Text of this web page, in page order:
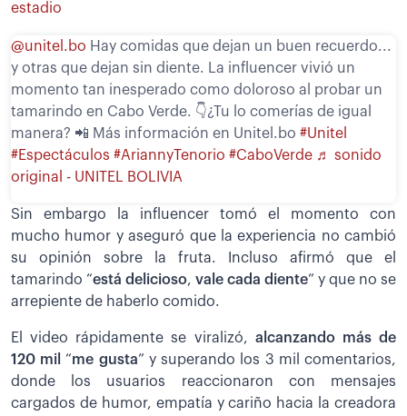
estadio
@unitel.bo Hay comidas que dejan un buen recuerdo...
y otras que dejan sin diente. La influencer vivió un
momento tan inesperado como doloroso al probar un
tamarindo en Cabo Verde. 👇¿Tu lo comerías de igual
manera? 📲 Más información en Unitel.bo #Unitel
#Espectáculos #AriannyTenorio #CaboVerde ♬ sonido
original - UNITEL BOLIVIA
Sin embargo la influencer tomó el momento con
mucho humor y aseguró que la experiencia no cambió
su opinión sobre la fruta. Incluso afirmó que el
tamarindo “está delicioso, vale cada diente” y que no se
arrepiente de haberlo comido.
El video rápidamente se viralizó, alcanzando más de
120 mil
“me gusta” y superando los 3 mil comentarios,
donde los usuarios reaccionaron con mensajes
cargados de humor, empatía y cariño hacia la creadora